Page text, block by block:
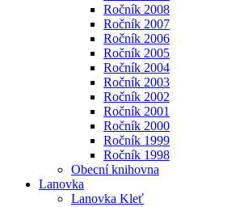
Ročník 2008
Ročník 2007
Ročník 2006
Ročník 2005
Ročník 2004
Ročník 2003
Ročník 2002
Ročník 2001
Ročník 2000
Ročník 1999
Ročník 1998
Obecní knihovna
Lanovka
Lanovka Kleť